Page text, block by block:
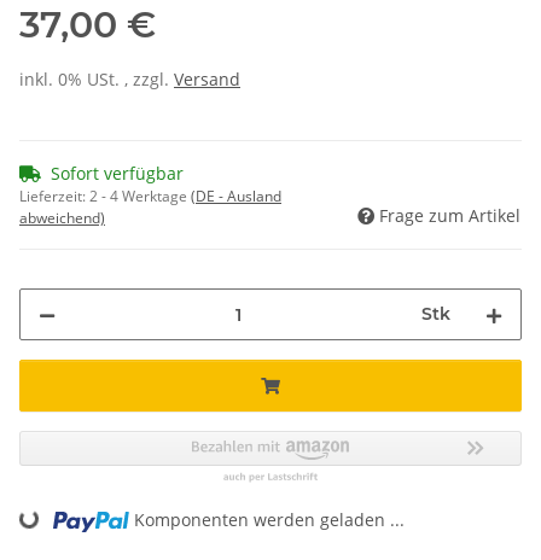
37,00 €
inkl. 0% USt. , zzgl. Versand
Sofort verfügbar
Lieferzeit:2 - 4 Werktage (DE - Ausland
abweichend)
Frage zum Artikel
Stk
Loading... Komponenten werden geladen ...